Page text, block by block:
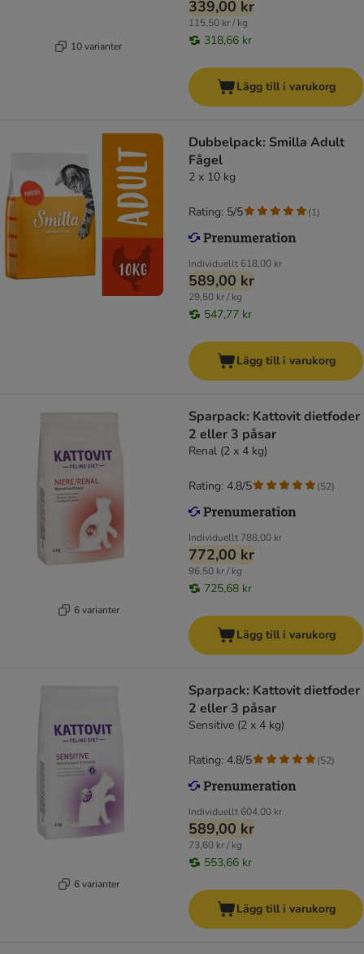
10 varianter
339,00 kr
115,50 kr / kg
318,66 kr
Lägg till i varukorg
Dubbelpack: Smilla Adult
Fågel
2 x 10 kg
Individuellt 618,00 kr
589,00 kr
29,50 kr / kg
547,77 kr
Rating: 5/5 (1)
Lägg till i varukorg
6 varianter
Sparpack: Kattovit dietfoder
2 eller 3 påsar
Renal (2 x 4 kg)
Individuellt 788,00 kr
772,00 kr
96,50 kr / kg
725,68 kr
Rating: 4.8/5 (52)
Lägg till i varukorg
6 varianter
Sparpack: Kattovit dietfoder
2 eller 3 påsar
Sensitive (2 x 4 kg)
Individuellt 604,00 kr
589,00 kr
73,60 kr / kg
553,66 kr
Rating: 4.8/5 (52)
Lägg till i varukorg